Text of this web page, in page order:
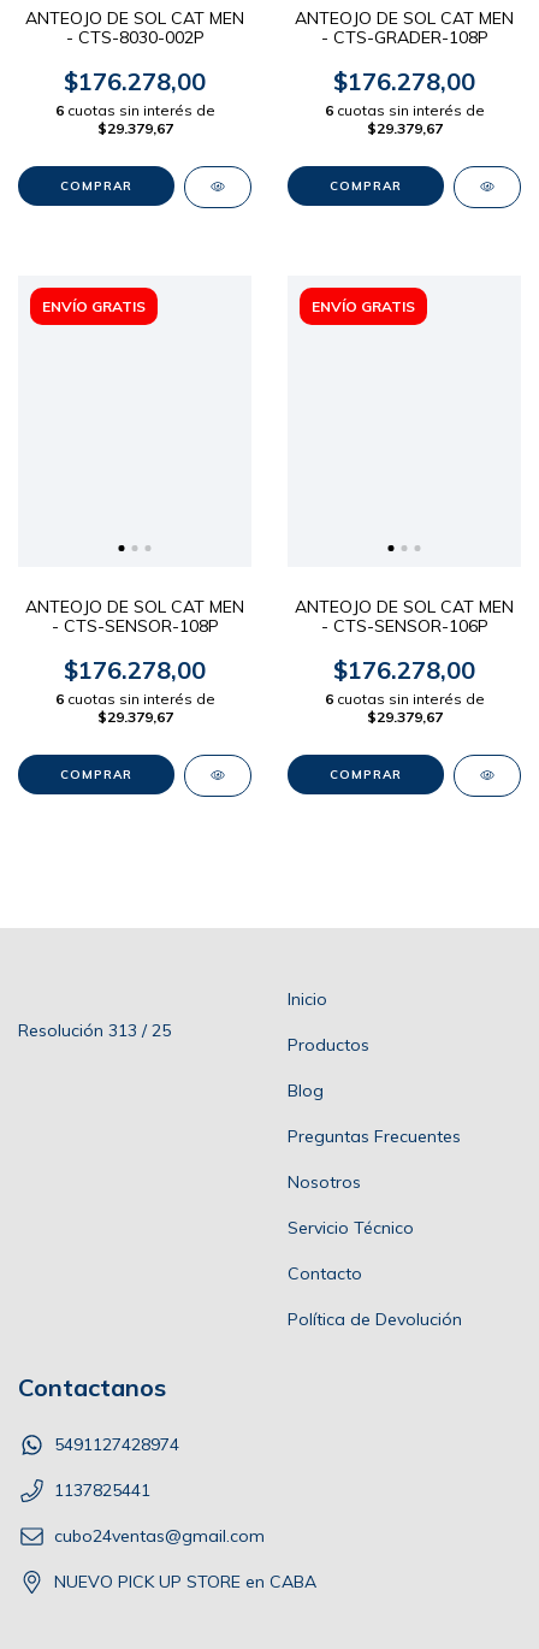
ANTEOJO DE SOL CAT MEN
- CTS-8030-002P
$176.278,00
6 cuotas sin interés de
$29.379,67
ANTEOJO DE SOL CAT MEN
- CTS-GRADER-108P
$176.278,00
6 cuotas sin interés de
$29.379,67
ENVÍO GRATIS
ANTEOJO DE SOL CAT MEN
- CTS-SENSOR-108P
$176.278,00
6 cuotas sin interés de
$29.379,67
ENVÍO GRATIS
ANTEOJO DE SOL CAT MEN
- CTS-SENSOR-106P
$176.278,00
6 cuotas sin interés de
$29.379,67
Resolución 313 / 25
Inicio
Productos
Blog
Preguntas Frecuentes
Nosotros
Servicio Técnico
Contacto
Política de Devolución
Contactanos
5491127428974
1137825441
cubo24ventas@gmail.com
NUEVO PICK UP STORE en CABA